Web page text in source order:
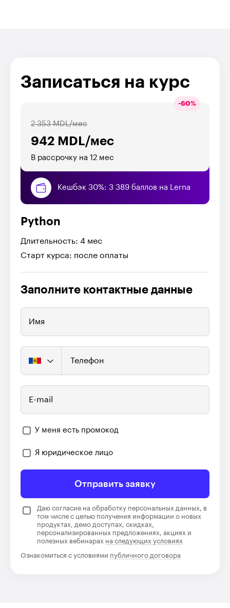
Записаться на курс
-60%
942 MDL/мес
2 353 MDL/мес
В рассрочку на 12 мес
Кешбэк 30%: 3 389 баллов на Lerna
Python
Длительность: 4 мес
Старт курса: после оплаты
Заполните контактные данные
Имя
Телефон
E-mail
У меня есть промокод
Я юридическое лицо
Отправить заявку
Даю согласие на обработку персональных данных, в
том числе с целью получения информации о новых
продуктах, демо доступах, скидках,
персонализированных предложениях, акциях и
полезных вебинарах на следующих условиях
Ознакомиться с условиями публичного договора